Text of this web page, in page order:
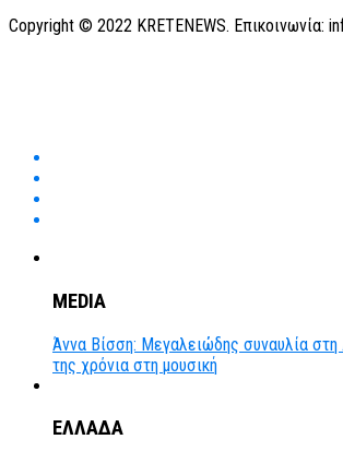
Copyright © 2022 KRETENEWS. Επικοινωνία:
MEDIA
Άννα Βίσση: Μεγαλειώδης συναυλία στη
της χρόνια στη μουσική
ΕΛΛΑΔΑ